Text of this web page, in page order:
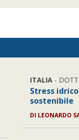
ITALIA -
Stress
sostenibile
DI LEONARDO